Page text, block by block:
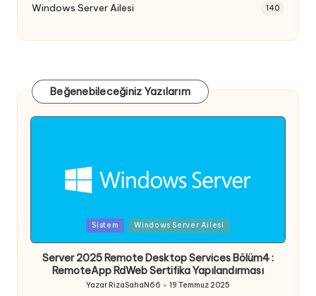
Windows Server Ailesi 140
Beğenebileceğiniz Yazılarım
Sistem Windows Server Ailesi
Server 2025 Remote Desktop Services Bölüm4 :
RemoteApp RdWeb Sertifika Yapılandırması
Posted
Yazar RizaSahaN66 19 Temmuz 2025